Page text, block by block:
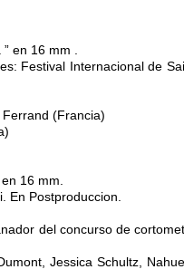
en 16 mm .
Festival Internacional de
(Francia)
16 mm.
En Postproduccion.
del concurso de
Jessica Schultz,